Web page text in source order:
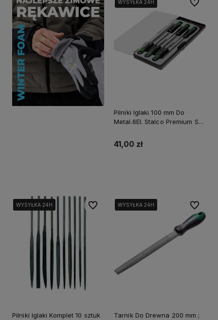
WYSYŁKA 24H
WYSYŁKA 24H
WYSYŁKA 24H
Pilniki Iglaki 100 mm Do
Metal.6El. Stalco Premium S-
41,00 zł
Do
WYSYŁKA 24H
WYSYŁKA 24H
WYSYŁKA 24H
Pilniki Iglaki Komplet 10 sztuk
Do ulubionychWYSYŁKA 24H
WYSYŁKA 24H
WYSYŁKA 24H
Tarnik Do Drewna 200 mm ;
Do